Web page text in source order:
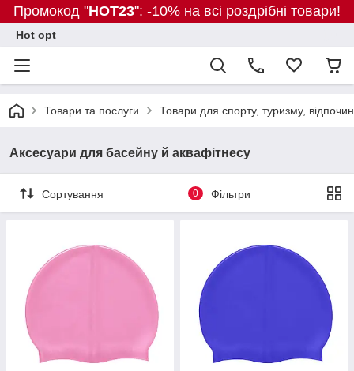
Промокод "HOT23": -10% на всі роздрібні товари!
Hot opt
Товари та послуги Товари для спорту, туризму,
Аксесуари для басейну й аквафітнесу
Сортування 0 Фільтри